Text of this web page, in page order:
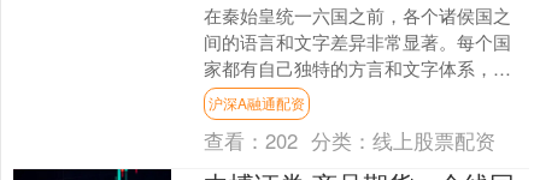
在秦始皇统一六国之前，各个诸侯国之
间的语言和文字差异非常显著。每个国
家都有自己独特的方言和文字体系，这
让他们看起来就像生活在截然不同的世
界中。那么，几千年前的中....
沪深A融通配资
查看：202 分类：线上股票配资